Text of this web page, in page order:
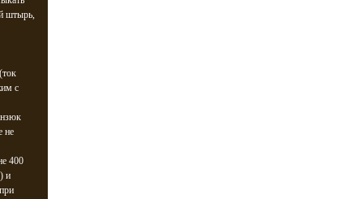
штырь,
с
не
400
и